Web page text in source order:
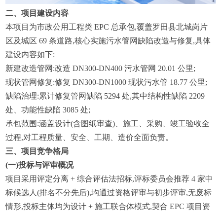
二、项目建设内容
本项目为市政公用工程类 EPC 总承包,覆盖罗田县北城岗片
区及城区 69 条道路,核心实施污水管网缺陷改造与修复,具体
建设内容如下:
新建改造管网:改造 DN300-DN400 污水管网 20.01 公里;
现状管网修复:修复 DN300-DN1000 现状污水管 18.77 公里;
缺陷治理:累计修复管网缺陷 5294 处,其中结构性缺陷 2209
处、功能性缺陷 3085 处;
承包范围:涵盖设计(含图纸审查)、施工、采购、竣工验收全
过程,对工程质量、安全、工期、造价全面负责。
三、项目竞争格局
(一)投标与评审概况
项目采用评定分离 + 综合评估法招标,评标委员会推荐 4 家中
标候选人(排名不分先后),均通过资格评审与初步评审,无废标
情形,投标主体均为设计 + 施工联合体模式,契合 EPC 项目资